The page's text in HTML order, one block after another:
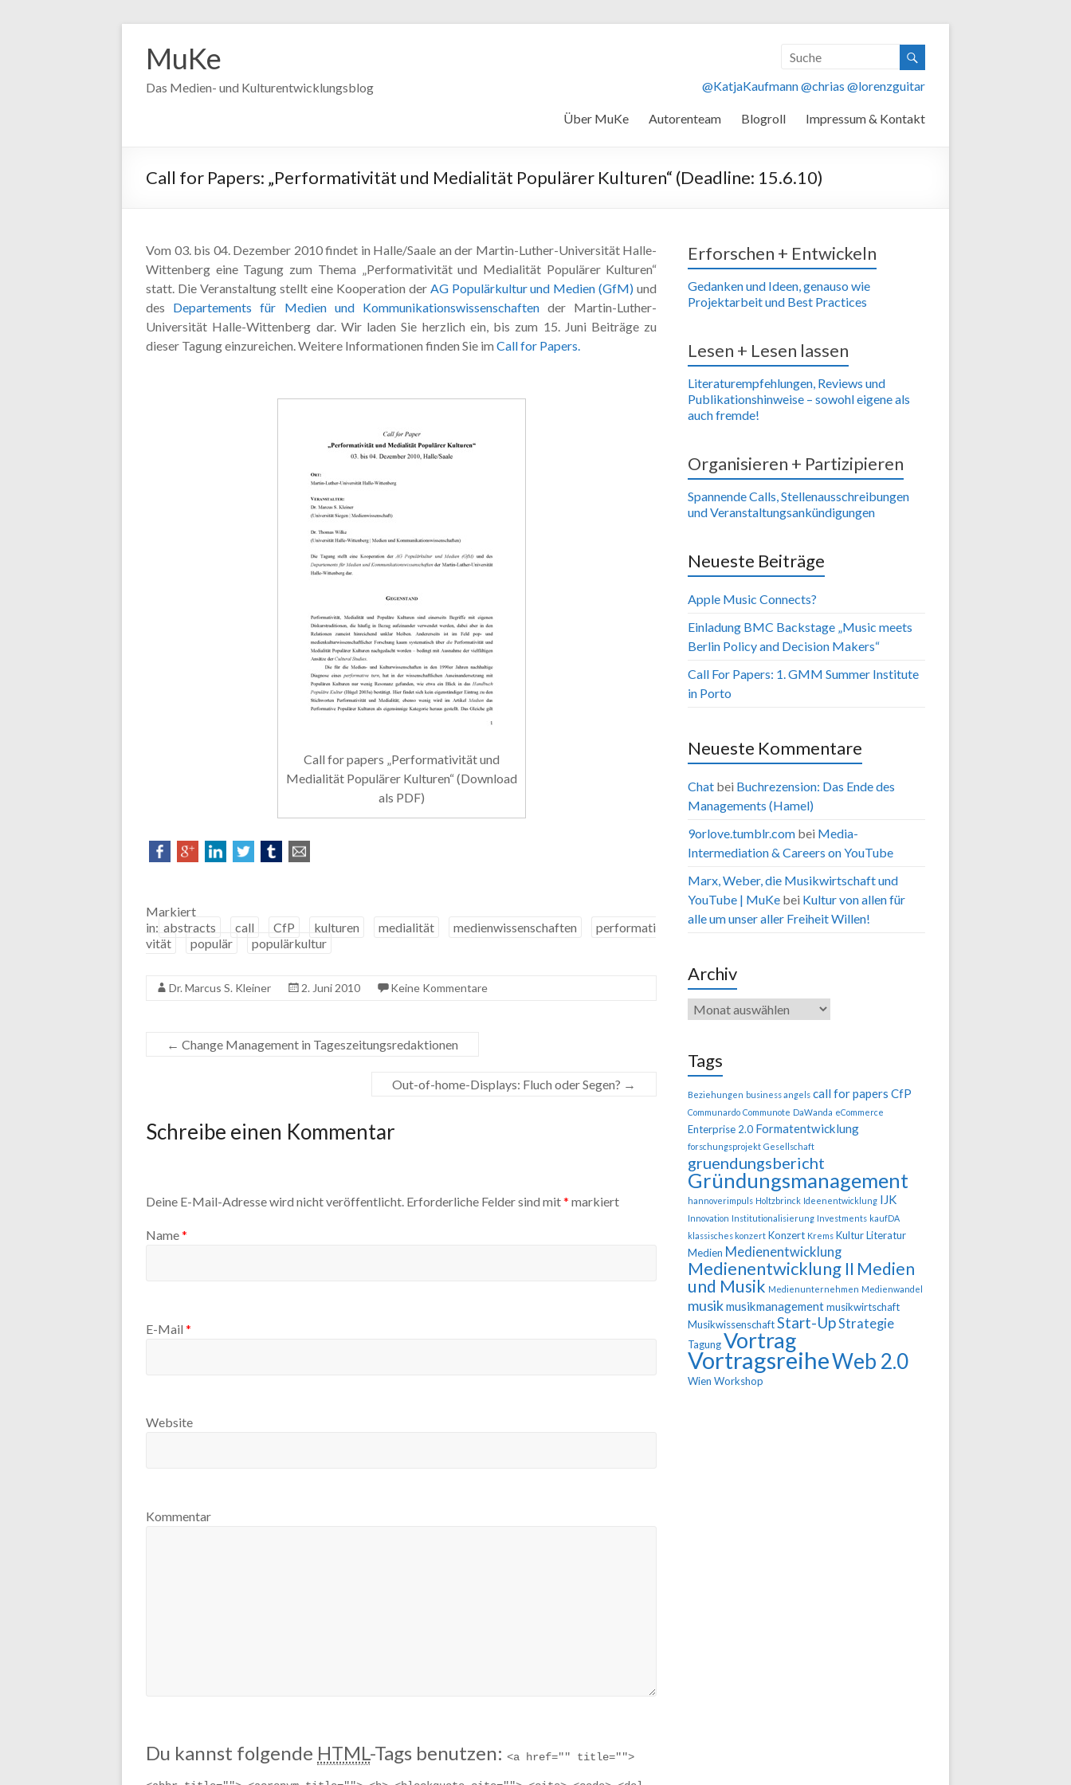
MuKe
Das Medien- und Kulturentwicklungsblog @KatjaKaufmann@chrias @lorenzguitar
Über MuKe Autorenteam Blogroll Impressum & Kontakt
Call for Papers: „Performativität und Medialität Populärer Kulturen“ (Deadline: 15.6.10)
Vom 03. bis 04. Dezember 2010 findet in Halle/Saale an der Martin-Luther-Universität Halle-
Wittenberg eine Tagung zum Thema „Performativität und Medialität Populärer Kulturen“
statt. Die Veranstaltung stellt eine Kooperation der AG Populärkultur und Medien (GfM) und
des Departements für Medien und Kommunikationswissenschaftender Martin-Luther-
Universität Halle-Wittenberg dar. Wir laden Sie herzlich ein, bis zum 15. Juni Beiträge zu
dieser Tagung einzureichen. Weitere Informationen finden Sie im Call for Papers.
Call for papers „Performativität und
Medialität Populärer Kulturen“ (Download
als PDF)
Markiert
in: abstracts call CfP kulturen medialität medienwissenschaften
performati
vität
populär populärkultur
Dr. Marcus S. Kleiner 2. Juni 2010 Keine Kommentare
← Change Management in Tageszeitungsredaktionen
Out-of-home-Displays: Fluch oder Segen? →
Schreibe einen Kommentar
Deine E-Mail-Adresse wird nicht veröffentlicht. Erforderliche Felder sind mit* markiert
Name*
E-Mail *
Website
Kommentar
Du kannst folgende HTML-Tags benutzen: <a href="" title="">
Erforschen + Entwickeln
Gedanken und Ideen, genauso wie
Projektarbeit und Best Practices
Lesen + Lesen lassen
Literaturempfehlungen, Reviews und
Publikationshinweise – sowohl eigene als
auch fremde!
Organisieren + Partizipieren
Spannende Calls, Stellenausschreibungen
und Veranstaltungsankündigungen
Neueste Beiträge
Apple Music Connects?
Einladung BMC Backstage „Music meets
Berlin Policy and Decision Makers“
Call For Papers: 1. GMM Summer Institute
in Porto
Neueste Kommentare
Chatbei Buchrezension: Das Ende des
Managements (Hamel)
9orlove.tumblr.combei Media-
Intermediation & Careers on YouTube
Marx, Weber, die Musikwirtschaft und
YouTube | MuKebei Kultur von allen für
alle um unser aller Freiheit Willen!
Archiv
Tags
Beziehungen business angels call for papers CfP
Communardo Communote DaWanda eCommerce
Enterprise 2.0 Formatentwicklung
forschungsprojekt Gesellschaft
gruendungsbericht
Gründungsmanagement
hannoverimpuls Holtzbrinck Ideenentwicklung IJK
Innovation Institutionalisierung Investments kaufDA
klassisches konzert Konzert Krems KulturLiteratur
Medien Medienentwicklung
Medienentwicklung II Medien
und Musik Medienunternehmen Medienwandel
musikmusikmanagementmusikwirtschaft
MusikwissenschaftStart-UpStrategie
TagungVortrag
VortragsreiheWeb 2.0
Wien Workshop